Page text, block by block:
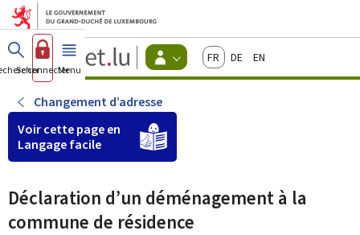
Aller au menu principal
Aller au contenu
Guichet.lu
Changer
d'espace
Menu
FrançaisDeutschEnglish
Se connecterMenu principal
Changement d’adresse
Voir cette page en
Langage facile
Déclaration d’un déménagement à la
commune de résidence